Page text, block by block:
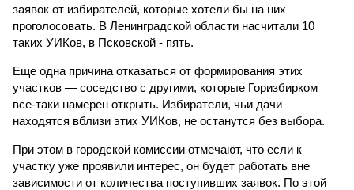
заявок от избирателей, которые хотели бы на них
проголосовать. В Ленинградской области насчитали 10
таких УИКов, в Псковской - пять.
Еще одна причина отказаться от формирования этих
участков — соседство с другими, которые Горизбирком
все-таки намерен открыть. Избиратели, чьи дачи
находятся вблизи этих УИКов, не останутся без выбора.
При этом в городской комиссии отмечают, что если к
участку уже проявили интерес, он будет работать вне
зависимости от количества поступивших заявок. По этой